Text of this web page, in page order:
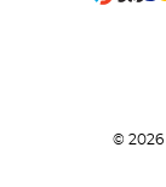
© 2026